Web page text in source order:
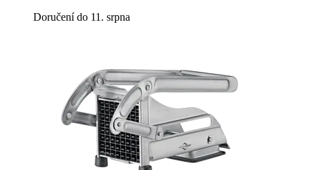
Doručení do 11. srpna